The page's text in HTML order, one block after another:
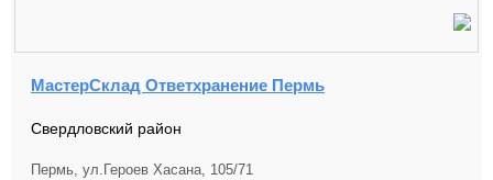
МастерСклад Ответхранение Пермь
Свердловский район
Пермь, ул.Героев Хасана, 105/71